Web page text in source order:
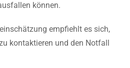
können.
empfiehlt es sich,
kontaktieren und den Notfall